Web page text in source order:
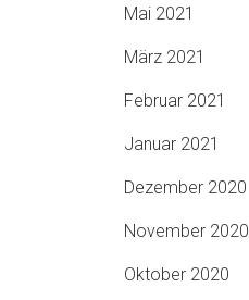
Mai 2021
März 2021
Februar 2021
Januar 2021
Dezember 2020
November 2020
Oktober 2020